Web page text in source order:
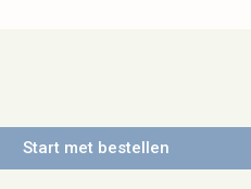
Start met bestellen